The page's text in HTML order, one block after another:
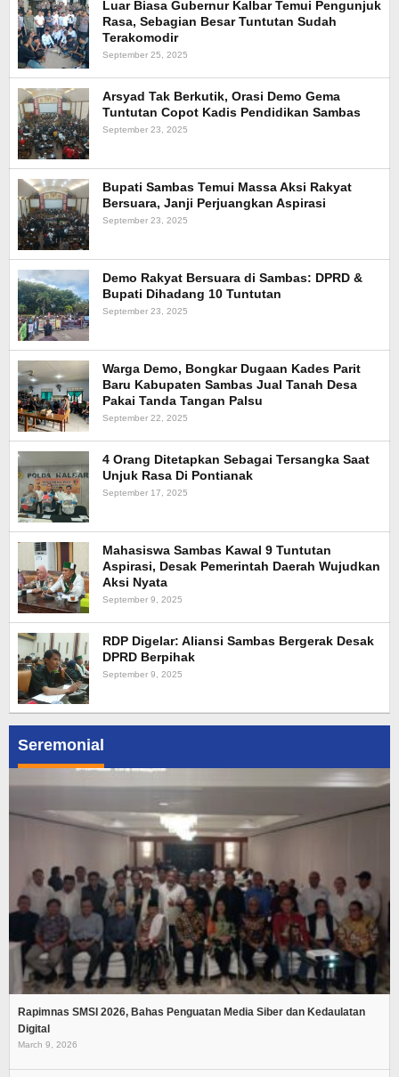
Seremonial
Rapimnas SMSI 2026, Bahas Penguatan Media Siber dan Kedaulatan
Digital
March 9, 2026
Luar Biasa Gubernur Kalbar Temui Pengunjuk
Rasa, Sebagian Besar Tuntutan Sudah
Terakomodir
September 25, 2025
Arsyad Tak Berkutik, Orasi Demo Gema
Tuntutan Copot Kadis Pendidikan Sambas
September 23, 2025
Bupati Sambas Temui Massa Aksi Rakyat
Bersuara, Janji Perjuangkan Aspirasi
September 23, 2025
Demo Rakyat Bersuara di Sambas: DPRD &
Bupati Dihadang 10 Tuntutan
September 23, 2025
Warga Demo, Bongkar Dugaan Kades Parit
Baru Kabupaten Sambas Jual Tanah Desa
Pakai Tanda Tangan Palsu
September 22, 2025
4 Orang Ditetapkan Sebagai Tersangka Saat
Unjuk Rasa Di Pontianak
September 17, 2025
Mahasiswa Sambas Kawal 9 Tuntutan
Aspirasi, Desak Pemerintah Daerah Wujudkan
Aksi Nyata
September 9, 2025
RDP Digelar: Aliansi Sambas Bergerak Desak
DPRD Berpihak
September 9, 2025